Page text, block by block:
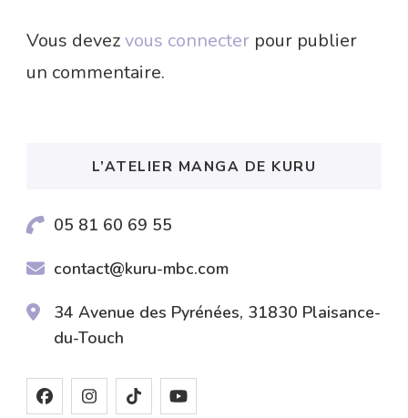
Vous devezvous connecter pour publier
un commentaire.
L’ATELIER MANGA DE KURU
05 81 60 69 55
contact@kuru-mbc.com
34 Avenue des Pyrénées, 31830 Plaisance-
du-Touch